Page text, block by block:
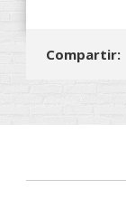
Compartir: